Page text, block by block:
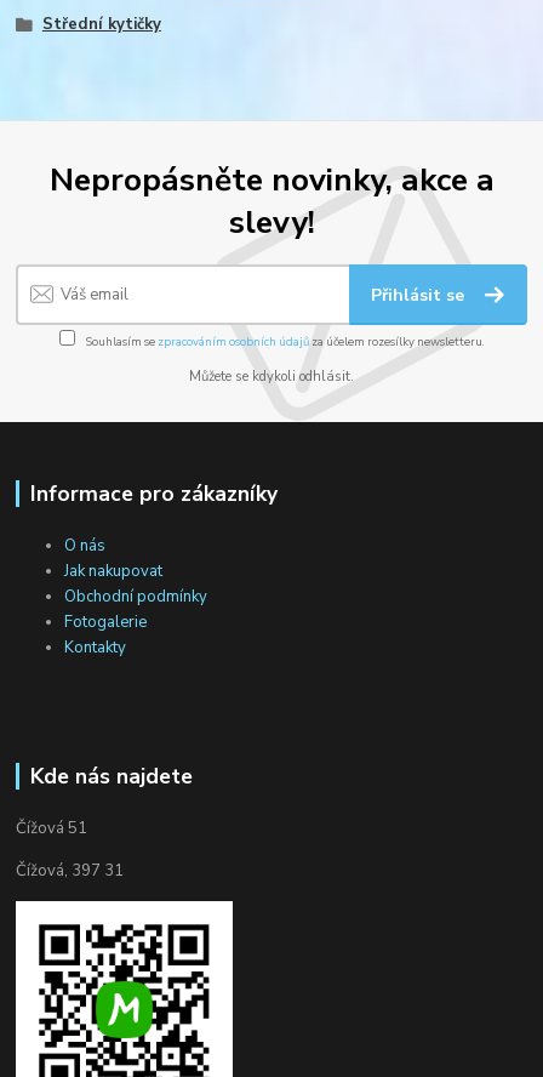
Střední kytičky
Nepropásněte novinky, akce a
slevy!
Přihlásit se
Souhlasím se zpracováním osobních údajůza účelem rozesílky newsletteru.
Můžete se kdykoli odhlásit.
Informace pro zákazníky
O nás
Jak nakupovat
Obchodní podmínky
Fotogalerie
Kontakty
Kde nás najdete
Čížová 51
Čížová, 397 31